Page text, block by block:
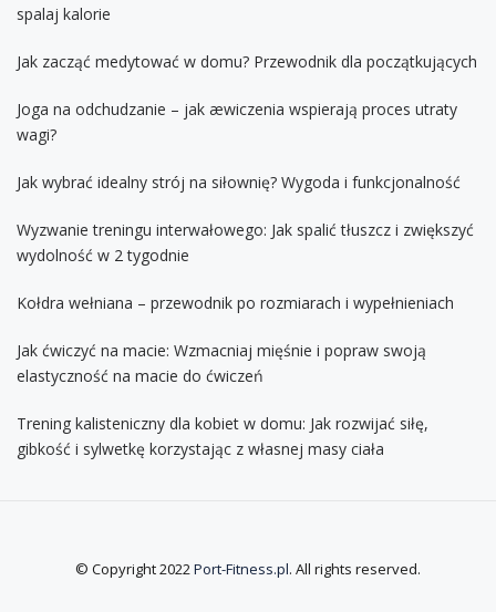
spalaj kalorie
Jak zacząć medytować w domu? Przewodnik dla początkujących
Joga na odchudzanie – jak æwiczenia wspierają proces utraty
wagi?
Jak wybrać idealny strój na siłownię? Wygoda i funkcjonalność
Wyzwanie treningu interwałowego: Jak spalić tłuszcz i zwiększyć
wydolność w 2 tygodnie
Kołdra wełniana – przewodnik po rozmiarach i wypełnieniach
Jak ćwiczyć na macie: Wzmacniaj mięśnie i popraw swoją
elastyczność na macie do ćwiczeń
Trening kalisteniczny dla kobiet w domu: Jak rozwijać siłę,
gibkość i sylwetkę korzystając z własnej masy ciała
© Copyright 2022Port-Fitness.pl. All rights reserved.